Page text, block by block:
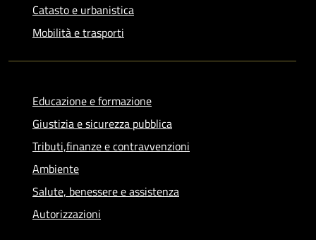
Catasto e urbanistica
Mobilità e trasporti
Educazione e formazione
Giustizia e sicurezza pubblica
Tributi,finanze e contravvenzioni
Ambiente
Salute, benessere e assistenza
Autorizzazioni